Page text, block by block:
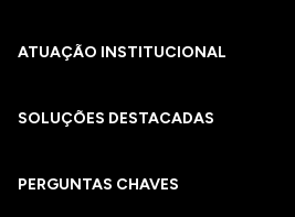
ATUAÇÃO INSTITUCIONAL
SOLUÇÕES DESTACADAS
PERGUNTAS CHAVES​